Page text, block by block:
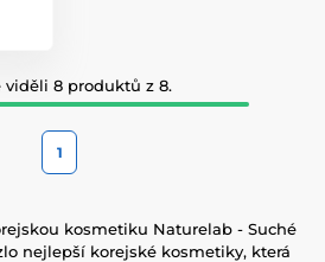
viděli 8 produktů z 8.
1
kosmetiku Naturelab - Suché
nejlepší korejské kosmetiky, která